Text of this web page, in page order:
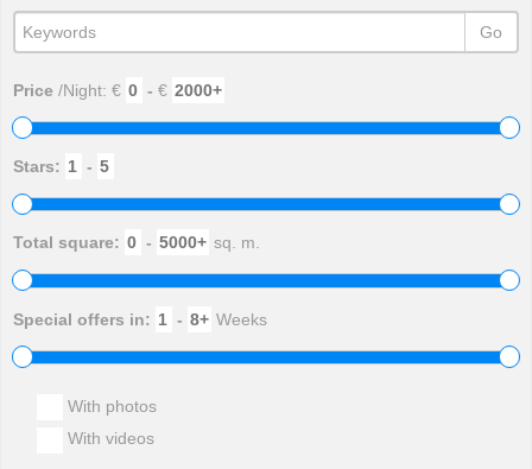
Go
Price /Night: € - €
Stars: -
Total square: - sq. m.
Special offers in: - Weeks
With photos
With videos